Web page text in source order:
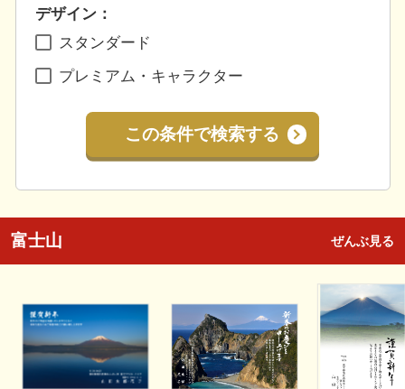
デザイン：
スタンダード
プレミアム・キャラクター
この条件で検索する
富士山 ぜんぶ見る